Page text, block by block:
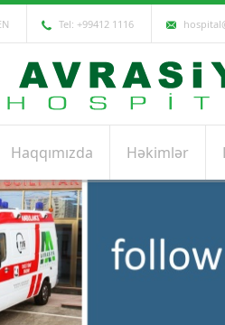
Tel: +99412 1116
Haqqımızda Həkimlər